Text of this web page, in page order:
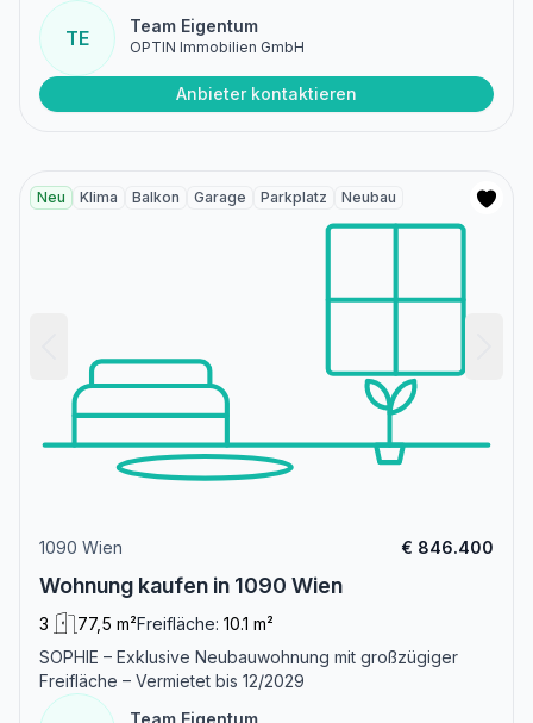
TE
Team Eigentum
OPTIN Immobilien GmbH
Anbieter kontaktieren
Neu Klima Balkon Garage Parkplatz Neubau
1090 Wien € 846.400
Wohnung kaufen in 1090 Wien
3 77,5 m²Freifläche: 10.1 m²
SOPHIE – Exklusive Neubauwohnung mit großzügiger
Freifläche – Vermietet bis 12/2029